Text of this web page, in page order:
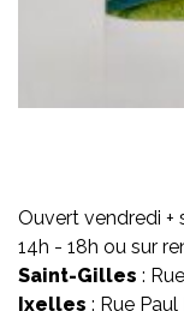
Ouvert vendredi +
14h - 18h ou sur
Saint-Gilles :
Ixelles : Rue